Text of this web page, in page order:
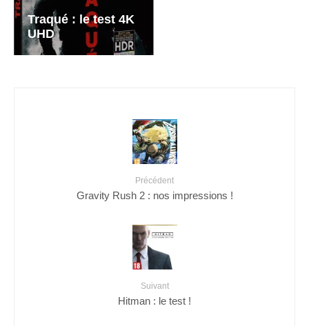
Traqué : le test 4K
UHD
Précédent
Gravity Rush 2 : nos impressions !
Suivant
Hitman : le test !